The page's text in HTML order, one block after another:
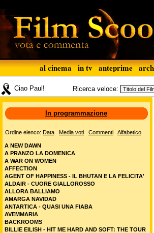
al cinema in tv anteprime
Ciao Paul! Ricerca veloce:
In programmazione
Ordine elenco: Data Media voti Commenti Alfabetico
A NEW DAWN
A PRANZO LA DOMENICA
A WAR ON WOMEN
AFFECTION
AGENT OF HAPPINESS - IL BHUTAN E LA FELICITA'
ALDAIR - CUORE GIALLOROSSO
ALLORA BALLIAMO
AMARGA NAVIDAD
ANTARTICA - QUASI UNA FIABA
AVEMMARIA
BACKROOMS
BILLIE EILISH - HIT ME HARD AND SOFT: THE TOUR